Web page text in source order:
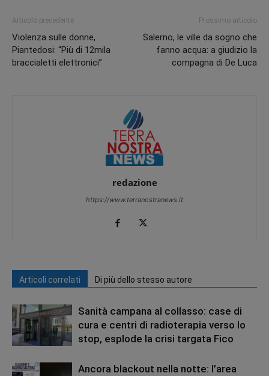
Articolo precedente
Violenza sulle donne,
Piantedosi: “Più di 12mila
braccialetti elettronici”
Prossimo articolo
Salerno, le ville da sogno che
fanno acqua: a giudizio la
compagna di De Luca
redazione
https://www.terranostranews.it
Articoli correlati Di più dello stesso autore
Sanità campana al collasso: case di
cura e centri di radioterapia verso lo
stop, esplode la crisi targata Fico
Ancora blackout nella notte: l’area